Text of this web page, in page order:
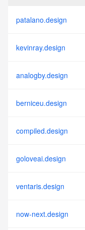
patalano.design
kevinray.design
analogby.design
berniceu.design
compiled.design
goloveai.design
ventaris.design
now-next.design